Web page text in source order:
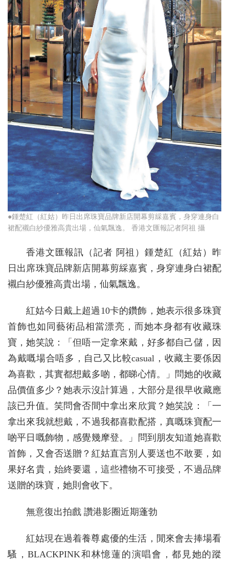
●鍾楚紅（紅姑）昨日出席珠寶品牌新店開幕剪綵嘉賓，身穿連身白
裙配襯白紗優雅高貴出場，仙氣飄逸。 香港文匯報記者阿祖 攝
香港文匯報訊（記者 阿祖）鍾楚紅（紅姑）昨
日出席珠寶品牌新店開幕剪綵嘉賓，身穿連身白裙配
襯白紗優雅高貴出場，仙氣飄逸。
紅姑今日戴上超過10卡的鑽飾，她表示很多珠寶
首飾也如同藝術品相當漂亮，而她本身都有收藏珠
寶，她笑說：「但唔一定拿來戴，好多都自己儲，因
為戴嘅場合唔多，自己又比較casual，收藏主要係因
為喜歡，其實都想戴多啲，都睇心情。」問她的收藏
品價值多少？她表示沒計算過，大部分是很早收藏應
該已升值。笑問會否間中拿出來欣賞？她笑說：「一
拿出來我就想戴，不過我都喜歡配搭，真嘅珠寶配一
啲平日嘅飾物，感覺幾摩登。」問到朋友知道她喜歡
首飾，又會否送贈？紅姑直言別人要送也不敢要，如
果好名貴，始終要還，這些禮物不可接受，不過品牌
送贈的珠寶，她則會收下。
無意復出拍戲 讚港影圈近期蓬勃
紅姑現在過着養尊處優的生活，閒來會去捧場看
騷，BLACKPINK和林憶蓮的演唱會，都見她的蹤